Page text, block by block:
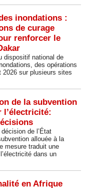
inondations :
de curage
renforcer le
dispositif national de
des opérations
2026 sur plusieurs sites
de la subvention
l’électricité:
de l’État
allouée à la
mesure traduit une
dans un
en Afrique